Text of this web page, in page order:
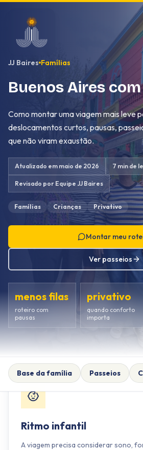
Pular para o conteúdo
JJ Baires Famílias
Buenos Aires
Como montar uma viagem mais leve
deslocamentos curtos, pausas,
que não viram exaustão.
Atualizado em maio de 2026 7 min de
Revisado por Equipe JJ Baires
Famílias Crianças Privativo
Montar meu
Ver passeios
menos filas
roteiro com
pausas
privativo
quando conforto
importa
Base da família Passeios
Ritmo infantil
A viagem precisa considerar sono,